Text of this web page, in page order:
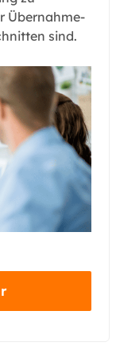
Übernahme-
sind.